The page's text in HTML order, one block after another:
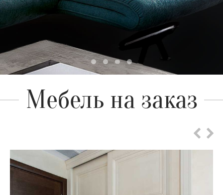
Мебель на заказ
Шкафы из массива дерева под размер от
производителя
Шкафы из массива дуба под индивидуальные